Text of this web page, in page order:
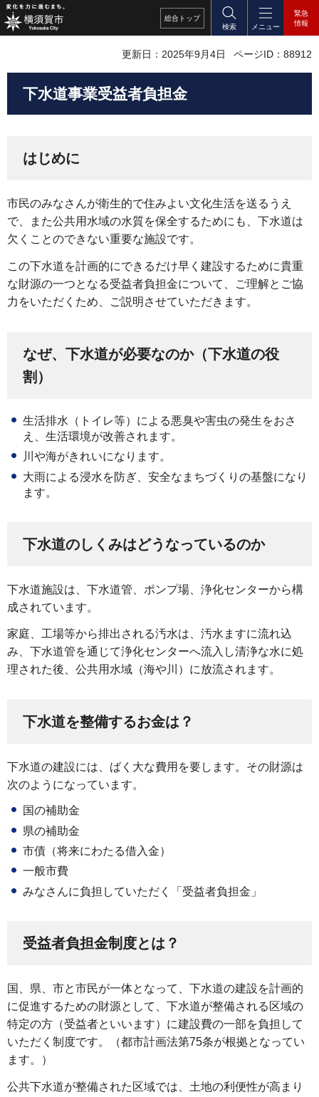
総合 トップ
検索
メニュー
緊急
情報
更新日：2025年9月4日 ページID：88912
下水道事業受益者負担金
はじめに
市民のみなさんが衛生的で住みよい文化生活を送るうえ
で、また公共用水域の水質を保全するためにも、下水道は
欠くことのできない重要な施設です。
この下水道を計画的にできるだけ早く建設するために貴重
な財源の一つとなる受益者負担金について、ご理解とご協
力をいただくため、ご説明させていただきます。
なぜ、下水道が必要なのか（下水道の役
割）
生活排水（トイレ等）による悪臭や害虫の発生をおさ
え、生活環境が改善されます。
川や海がきれいになります。
大雨による浸水を防ぎ、安全なまちづくりの基盤になり
ます。
下水道のしくみはどうなっているのか
下水道施設は、下水道管、ポンプ場、浄化センターから構
成されています。
家庭、工場等から排出される汚水は、汚水ますに流れ込
み、下水道管を通じて浄化センターへ流入し清浄な水に処
理された後、公共用水域（海や川）に放流されます。
下水道を整備するお金は？
下水道の建設には、ばく大な費用を要します。その財源は
次のようになっています。
国の補助金
県の補助金
市債（将来にわたる借入金）
一般市費
みなさんに負担していただく「受益者負担金」
受益者負担金制度とは？
国、県、市と市民が一体となって、下水道の建設を計画的
に促進するための財源として、下水道が整備される区域の
特定の方（受益者といいます）に建設費の一部を負担して
いただく制度です。（都市計画法第75条が根拠となってい
ます。）
公共下水道が整備された区域では、土地の利便性が高まり